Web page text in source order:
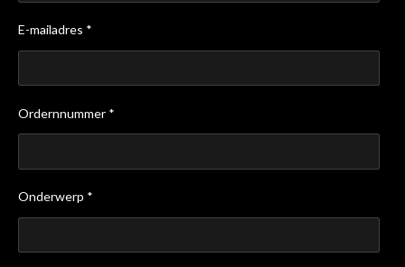
E-mailadres *
Ordernnummer *
Onderwerp *